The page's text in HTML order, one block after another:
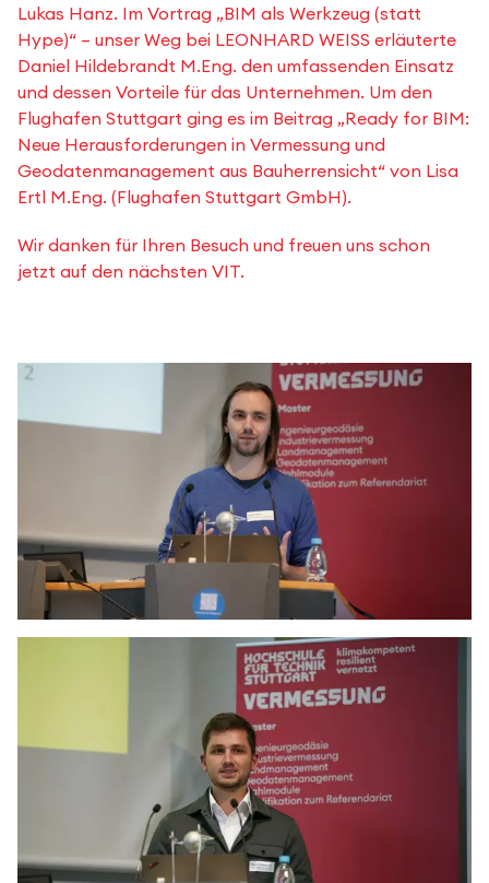
Lukas Hanz. Im Vortrag „BIM als Werkzeug (statt
Hype)“ – unser Weg bei LEONHARD WEISS erläuterte
Daniel Hildebrandt M.Eng. den umfassenden Einsatz
und dessen Vorteile für das Unternehmen. Um den
Flughafen Stuttgart ging es im Beitrag „Ready for BIM:
Neue Herausforderungen in Vermessung und
Geodatenmanagement aus Bauherrensicht“ von Lisa
Ertl M.Eng. (Flughafen Stuttgart GmbH).
Wir danken für Ihren Besuch und freuen uns schon
jetzt auf den nächsten VIT.